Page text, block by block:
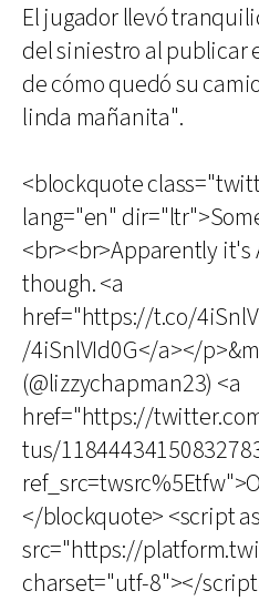
El jugador llevó
del siniestro al publicar
de cómo quedó su
linda mañanita".
<blockquote
lang="en"
<br><br>Apparently it's
though. <a
href="https://t.co/
/4iSnlVId0G</a></
(@lizzychapman23) <a
href="https://
tus/
</blockquote> <script
src="https://
charset="utf-8"></